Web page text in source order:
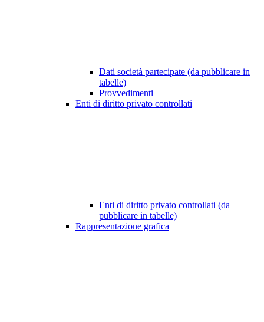
Dati società partecipate (da pubblicare in
tabelle)
Provvedimenti
Enti di diritto privato controllati
Enti di diritto privato controllati (da
pubblicare in tabelle)
Rappresentazione grafica